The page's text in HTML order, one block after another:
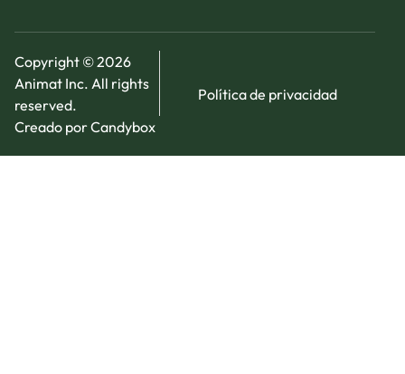
Copyright © 2026
Animat Inc. All rights
reserved.
Creado por Candybox
Política de privacidad